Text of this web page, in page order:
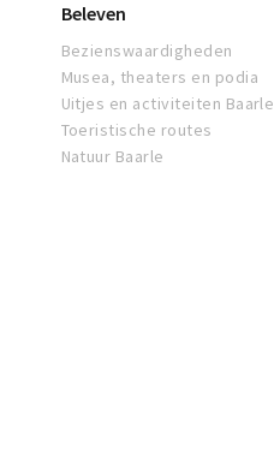
Beleven
Bezienswaardigheden
Musea, theaters en podia
Uitjes en activiteiten Baarle
Toeristische routes
Natuur Baarle